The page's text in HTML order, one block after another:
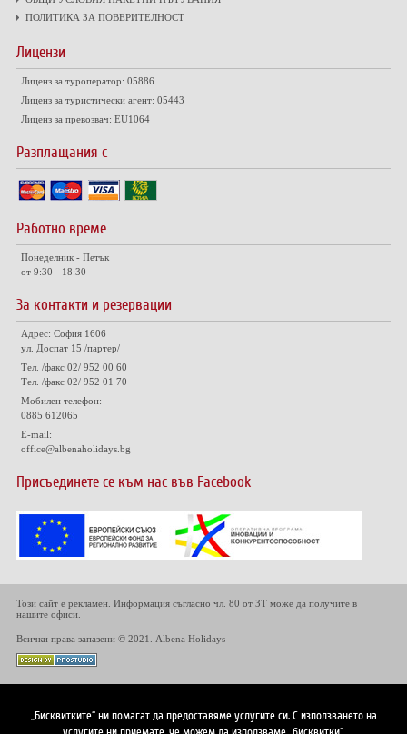
ПОЛИТИКА ЗА ПОВЕРИТЕЛНОСТ
Лицензи
Лиценз за туроператор: 05886
Лиценз за туристически агент: 05443
Лиценз за превозвач: EU1064
Разплащания с
Работно време
Понеделник - Петък
от 9:30 - 18:30
За контакти и резервации
Адрес: София 1606
ул. Доспат 15 /партер/
Тел. /факс 02/ 952 00 60
Тел. /факс 02/ 952 01 70
Мобилен телефон:
0885 612065
E-mail:
office@albenaholidays.bg
Присъединете се към нас във Facebook
Този сайт е рекламен. Информация съгласно чл. 80 от ЗТ може да получите в
нашите офиси.
Всички права запазени © 2021. Albena Holidays
„Бисквитките“ ни помагат да предоставяме услугите си. С използването на